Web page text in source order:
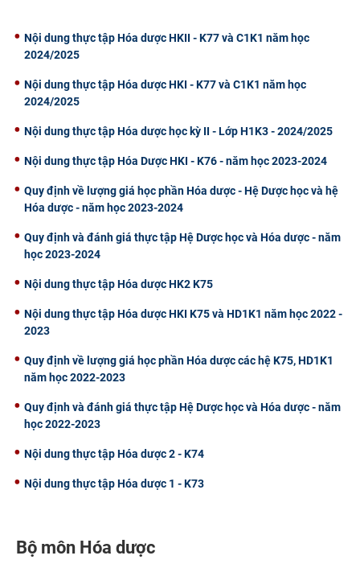
Nội dung thực tập Hóa dược HKII - K77 và C1K1 năm học
2024/2025
Nội dung thực tập Hóa dược HKI - K77 và C1K1 năm học
2024/2025
Nội dung thực tập Hóa dược học kỳ II - Lớp H1K3 - 2024/2025
Nội dung thực tập Hóa Dược HKI - K76 - năm học 2023-2024
Quy định về lượng giá học phần Hóa dược - Hệ Dược học và hệ
Hóa dược - năm học 2023-2024
Quy định và đánh giá thực tập Hệ Dược học và Hóa dược - năm
học 2023-2024
Nội dung thực tập Hóa dược HK2 K75
Nội dung thực tập Hóa dược HKI K75 và HD1K1 năm học 2022 -
2023
Quy định về lượng giá học phần Hóa dược các hệ K75, HD1K1
năm học 2022-2023
Quy định và đánh giá thực tập Hệ Dược học và Hóa dược - năm
học 2022-2023
Nội dung thực tập Hóa dược 2 - K74
Nội dung thực tập Hóa dược 1 - K73
Bộ môn Hóa dược